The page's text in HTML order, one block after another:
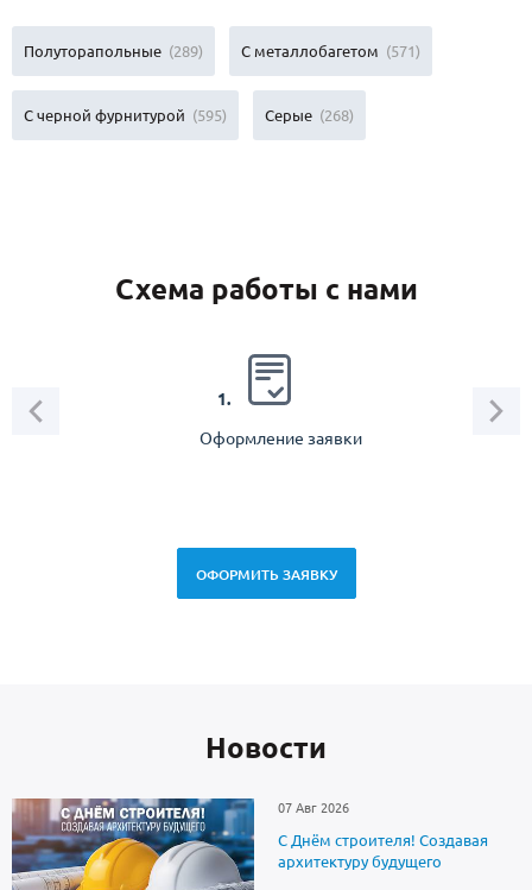
Полуторапольные (289) С металлобагетом (571)
С черной фурнитурой (595) Серые (268)
Схема работы с нами
1.
Оформление заявки
ОФОРМИТЬ ЗАЯВКУ
Новоcти
07 Авг 2026
С Днём строителя! Создавая
архитектуру будущего